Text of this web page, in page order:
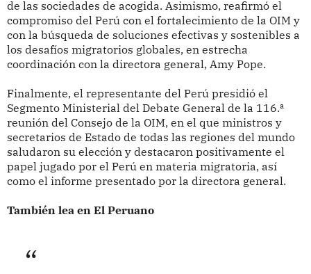
de las sociedades de acogida. Asimismo, reafirmó el
compromiso del Perú con el fortalecimiento de la OIM y
con la búsqueda de soluciones efectivas y sostenibles a
los desafíos migratorios globales, en estrecha
coordinación con la directora general, Amy Pope.
Finalmente, el representante del Perú presidió el
Segmento Ministerial del Debate General de la 116.ª
reunión del Consejo de la OIM, en el que ministros y
secretarios de Estado de todas las regiones del mundo
saludaron su elección y destacaron positivamente el
papel jugado por el Perú en materia migratoria, así
como el informe presentado por la directora general.
También lea en El Peruano